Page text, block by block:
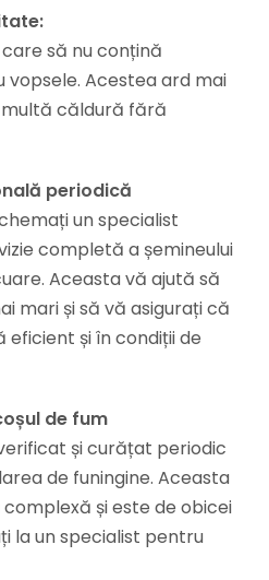
să nu conțină
vopsele. Acestea ard mai
căldură fără
periodică
un specialist
completă a șemineului
Aceasta vă ajută să
mari și să vă asigurați că
eficient și în condiții de
de fum
și curățat periodic
de funingine. Aceasta
și este de obicei
la un specialist pentru